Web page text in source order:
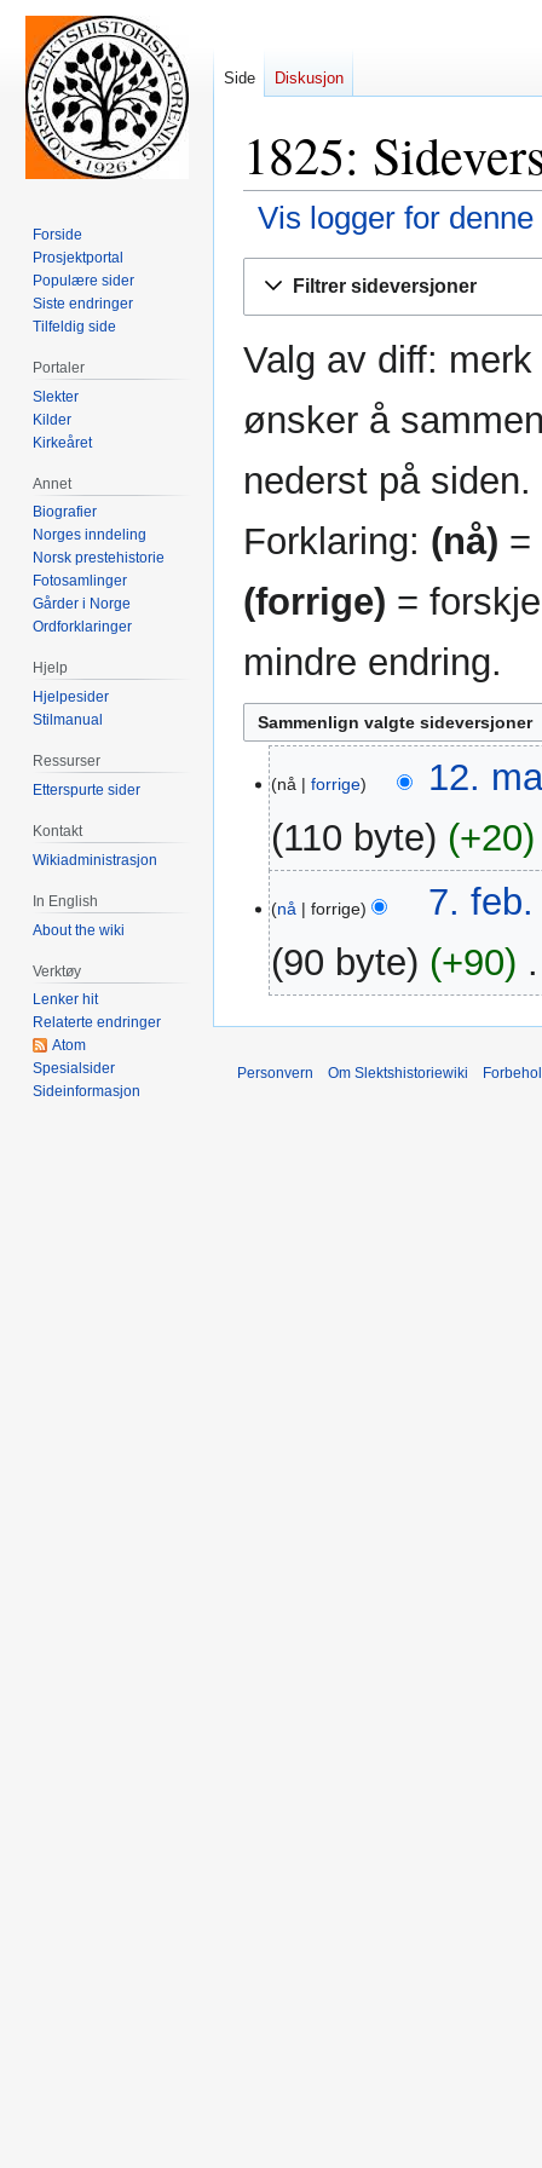
1825:
Vis logger for denne
Filtrer sideversjoner
Valg av diff:
ønsker å
nederst på siden.
Forklaring: (nå) =
(forrige) =
mindre endring.
mar.
2014
nå forrige
12.
110 byte
+20
feb.
2014
nå forrige
7.
90 byte
+90
Side Diskusjon
Forside
Prosjektportal
Populære sider
Siste endringer
Tilfeldig side
Portaler
Slekter
Kilder
Kirkeåret
Annet
Biografier
Norges inndeling
Norsk prestehistorie
Fotosamlinger
Gårder i Norge
Ordforklaringer
Hjelp
Hjelpesider
Stilmanual
Ressurser
Etterspurte sider
Kontakt
Wikiadministrasjon
In English
About the wiki
Verktøy
Lenker hit
Relaterte endringer
Atom
Spesialsider
Sideinformasjon
Personvern Om Slektshistoriewiki